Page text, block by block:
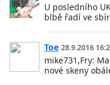
U posledního
blbě řadí ve
Toe 28.9.2016
mike731,Fry:
nové skeny